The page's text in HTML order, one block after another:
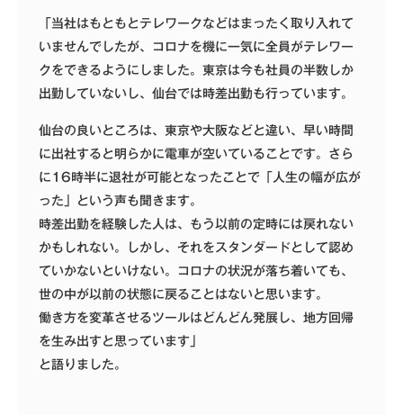
「当社はもともとテレワークなどはまったく取り入れて
いませんでしたが、コロナを機に一気に全員がテレワー
クをできるようにしました。東京は今も社員の半数しか
出勤していないし、仙台では時差出勤も行っています。
仙台の良いところは、東京や大阪などと違い、早い時間
に出社すると明らかに電車が空いていることです。さら
に16時半に退社が可能となったことで「人生の幅が広が
った」という声も聞きます。
時差出勤を経験した人は、もう以前の定時には戻れない
かもしれない。しかし、それをスタンダードとして認め
ていかないといけない。コロナの状況が落ち着いても、
世の中が以前の状態に戻ることはないと思います。
働き方を変革させるツールはどんどん発展し、地方回帰
を生み出すと思っています」
と語りました。